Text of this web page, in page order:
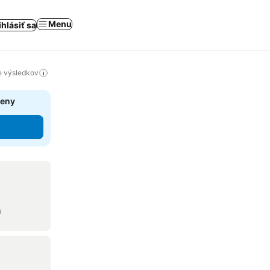
sa Menu
výsledkov